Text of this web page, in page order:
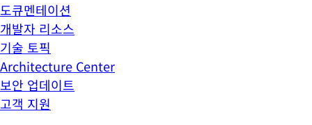
도큐멘테이션
개발자 리소스
기술 토픽
Architecture Center
보안 업데이트
고객 지원